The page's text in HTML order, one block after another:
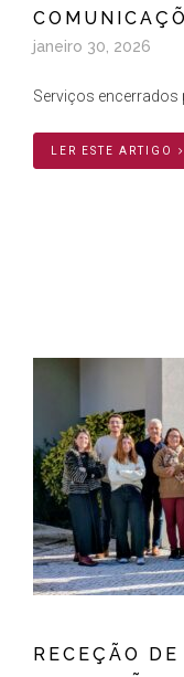
janeiro 30, 2026
Serviços encerrados
LER ESTE ARTIGO
RECEÇÃO